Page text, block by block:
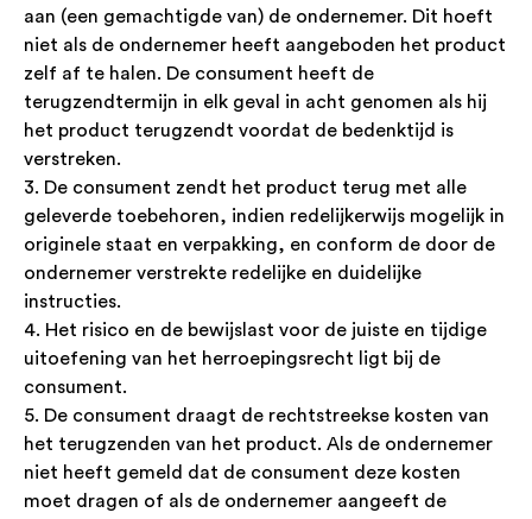
aan (een gemachtigde van) de ondernemer. Dit hoeft
niet als de ondernemer heeft aangeboden het product
zelf af te halen. De consument heeft de
terugzendtermijn in elk geval in acht genomen als hij
het product terugzendt voordat de bedenktijd is
verstreken.
3. De consument zendt het product terug met alle
geleverde toebehoren, indien redelijkerwijs mogelijk in
originele staat en verpakking, en conform de door de
ondernemer verstrekte redelijke en duidelijke
instructies.
4. Het risico en de bewijslast voor de juiste en tijdige
uitoefening van het herroepingsrecht ligt bij de
consument.
5. De consument draagt de rechtstreekse kosten van
het terugzenden van het product. Als de ondernemer
niet heeft gemeld dat de consument deze kosten
moet dragen of als de ondernemer aangeeft de